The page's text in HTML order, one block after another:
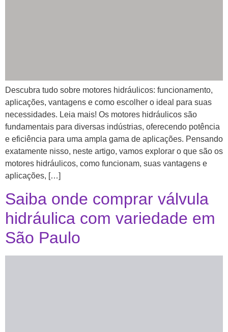
Descubra tudo sobre motores hidráulicos: funcionamento,
aplicações, vantagens e como escolher o ideal para suas
necessidades. Leia mais! Os motores hidráulicos são
fundamentais para diversas indústrias, oferecendo potência
e eficiência para uma ampla gama de aplicações. Pensando
exatamente nisso, neste artigo, vamos explorar o que são os
motores hidráulicos, como funcionam, suas vantagens e
aplicações, […]
Saiba onde comprar válvula
hidráulica com variedade em
São Paulo